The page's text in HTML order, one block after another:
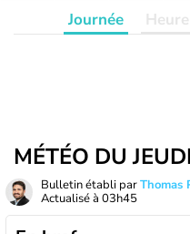
Journée
MÉTÉO DU
Bulletin établi parThomas
Actualisé à 03h45